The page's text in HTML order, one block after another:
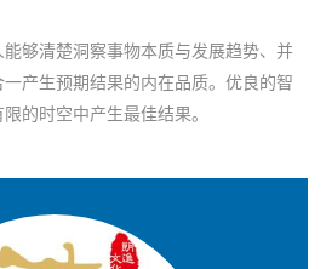
能够清楚洞察事物本质与发展趋势、并
产生预期结果的内在品质。优良的智
的时空中产生最佳结果。